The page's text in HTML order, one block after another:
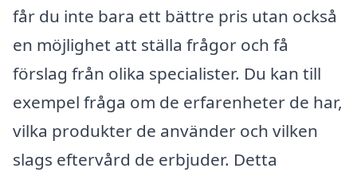
får du inte bara ett bättre pris utan också
en möjlighet att ställa frågor och få
förslag från olika specialister. Du kan till
exempel fråga om de erfarenheter de har,
vilka produkter de använder och vilken
slags eftervård de erbjuder. Detta